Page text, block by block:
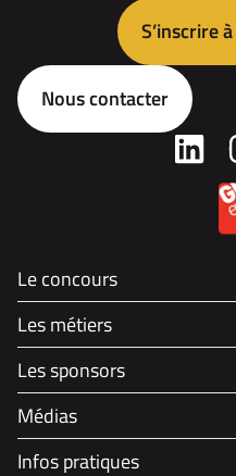
S’inscrire
Nous contacter
Le concours
Les métiers
Les sponsors
Médias
Infos pratiques